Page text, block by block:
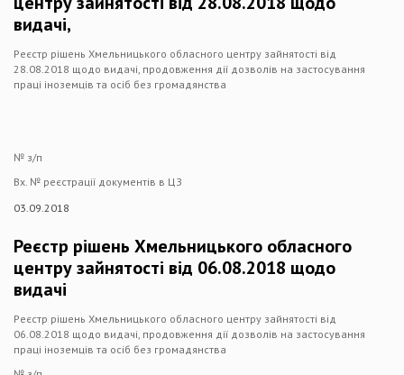
видачі,
Реєстр рішень Хмельницького обласного центру зайнятості від
28.08.2018 щодо видачі, продовження дії дозволів на застосування
праці іноземців та осіб без громадянства
№ з/п
Вх. № реєстрації документів в ЦЗ
03.09.2018
Реєстр рішень Хмельницького обласного
центру зайнятості від 06.08.2018 щодо
видачі
Реєстр рішень Хмельницького обласного центру зайнятості від
06.08.2018 щодо видачі, продовження дії дозволів на застосування
праці іноземців та осіб без громадянства